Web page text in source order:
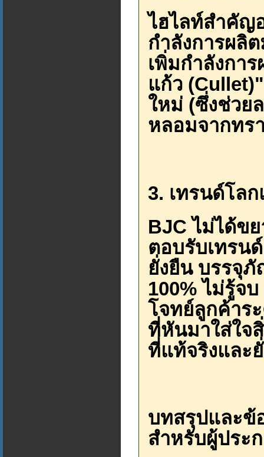
ไฮไลท์สำคัญ
กำลังการผลิ
เพิ่มกำลังกา
แก้ว
ใหม่ (ซึ่งช่วย
หลอมจากทร
3. เทรนด์โล
BJC ไม่ได้ข
ตอบรับเทรน
ยั่งยืน บรรจุ
100% ไม่รู้จ
โจทย์ลูกค้าร
ที่หันมาใส่ใจ
ที่แท้จริงและ
บทสรุปและข้
สำหรับผู้ประ